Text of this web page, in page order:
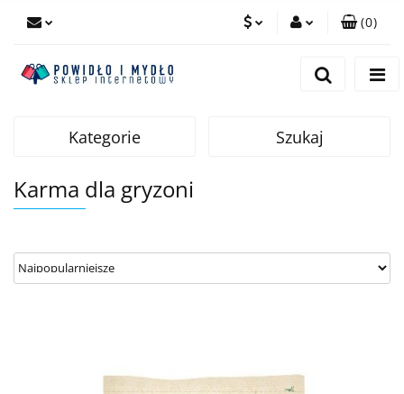
(0)
Kategorie Szukaj
Karma dla gryzoni